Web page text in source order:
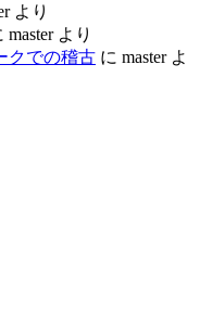
より
masterより
クでの稽古 に masterよ